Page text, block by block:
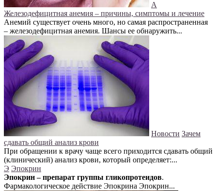
А
Железодефицитная анемия – причины, симптомы и лечение
Анемий существует очень много, но самая распространенная
– железодефицитная анемия. Шансы ее обнаружить...
Новости Зачем
сдавать общий анализ крови
При обращении к врачу чаще всего приходится сдавать общий
(клинический) анализ крови, который определяет:...
Э Эпокрин
Эпокрин – препарат группы гликопротеидов.
Фармакологическое действие Эпокрина Эпокрин...